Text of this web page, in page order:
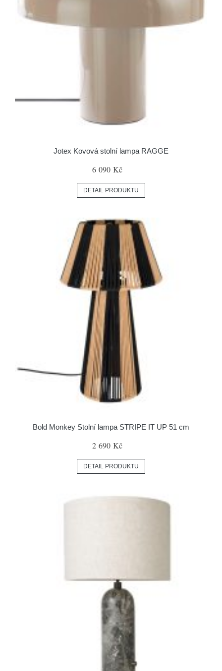
Jotex Kovová stolní lampa RAGGE
6 090 Kč
DETAIL PRODUKTU
Bold Monkey Stolní lampa STRIPE IT UP 51 cm
2 690 Kč
DETAIL PRODUKTU